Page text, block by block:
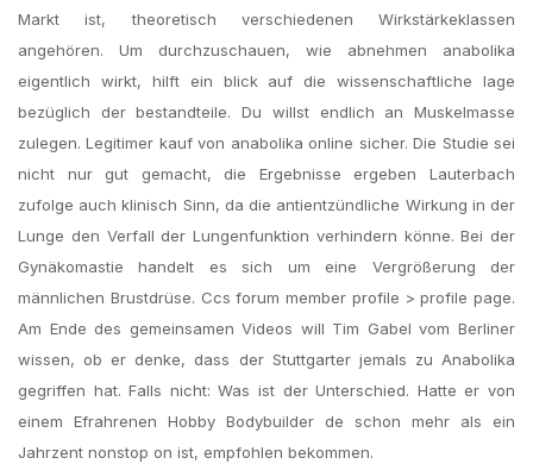
Markt ist, theoretisch verschiedenen Wirkstärkeklassen
angehören. Um durchzuschauen, wie abnehmen anabolika
eigentlich wirkt, hilft ein blick auf die wissenschaftliche lage
bezüglich der bestandteile. Du willst endlich an Muskelmasse
zulegen. Legitimer kauf von anabolika online sicher. Die Studie sei
nicht nur gut gemacht, die Ergebnisse ergeben Lauterbach
zufolge auch klinisch Sinn, da die antientzündliche Wirkung in der
Lunge den Verfall der Lungenfunktion verhindern könne. Bei der
Gynäkomastie handelt es sich um eine Vergrößerung der
männlichen Brustdrüse. Ccs forum member profile > profile page.
Am Ende des gemeinsamen Videos will Tim Gabel vom Berliner
wissen, ob er denke, dass der Stuttgarter jemals zu Anabolika
gegriffen hat. Falls nicht: Was ist der Unterschied. Hatte er von
einem Efrahrenen Hobby Bodybuilder de schon mehr als ein
Jahrzent nonstop on ist, empfohlen bekommen.